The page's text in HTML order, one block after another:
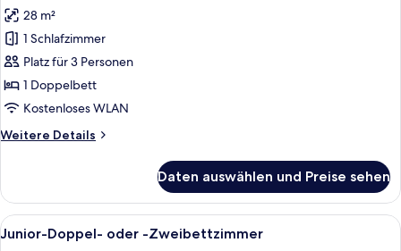
Doppelzimmer,
Whirlpool
anzeigen
28 m²
1 Schlafzimmer
Platz für 3 Personen
1 Doppelbett
Kostenloses WLAN
Weitere Details
Weitere
Whirlpool
Daten auswählen und Preise sehen
Alle
Fotos
Ein Hotelzimmer mit Bett, Schrank,
7
Junior-Doppel- oder -Zweibettzimmer